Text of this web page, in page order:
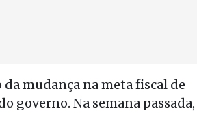
mudança na meta fiscal de
governo. Na semana passada,